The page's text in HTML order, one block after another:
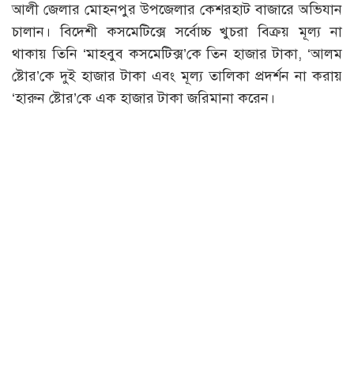
আলী জেলার মোহনপুর উপজেলার কেশরহাট বাজারে অভিযান
চালান। বিদেশী কসমেটিক্সে সর্বোচ্চ খুচরা বিক্রয় মূল্য না
থাকায় তিনি ‘মাহবুব কসমেটিক্স’কে তিন হাজার টাকা, ‘আলম
ষ্টোর’কে দুই হাজার টাকা এবং মূল্য তালিকা প্রদর্শন না করায়
‘হারুন ষ্টোর’কে এক হাজার টাকা জরিমানা করেন।